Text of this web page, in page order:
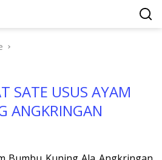
SATE USUS AYAM
ANGKRINGAN